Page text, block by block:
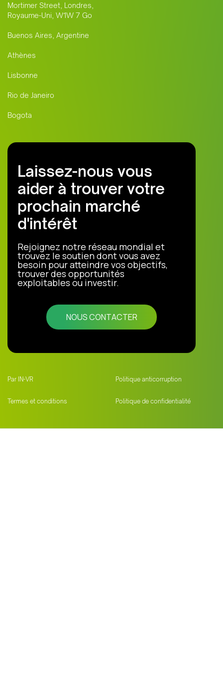
Mortimer Street, Londres,
Royaume-Uni, W1W 7 Go
Buenos Aires, Argentine
Athènes
Lisbonne
Rio de Janeiro
Bogota
Laissez-nous vous
aider à trouver votre
prochain marché
d'intérêt
Rejoignez notre réseau mondial et
trouvez le soutien dont vous avez
besoin pour atteindre vos objectifs,
trouver des opportunités
exploitables ou investir.
NOUS CONTACTER
Par IN-VR Politique anticorruption
Termes et conditions Politique de confidentialité